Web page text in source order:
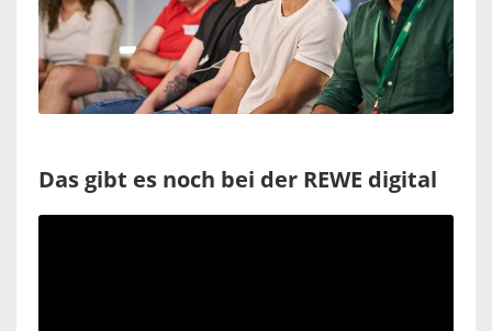
Das gibt es noch bei der REWE digital